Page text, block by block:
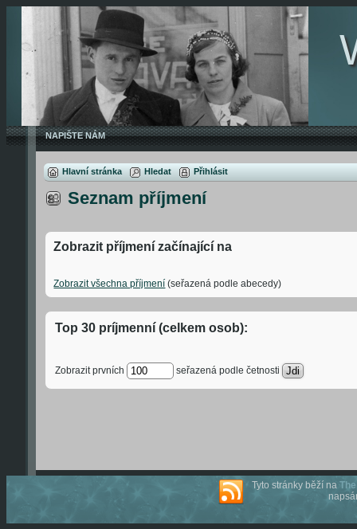
NAPIŠTE NÁM
Hlavní stránka Hledat Přihlásit
Seznam příjmení
Zobrazit příjmení začínající na
Zobrazit všechna příjmení (seřazená podle abecedy)
Top 30 príjmenní (celkem osob):
Zobrazit prvních seřazená podle četnosti
Tyto stránky běží na